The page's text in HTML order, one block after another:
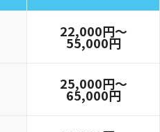
22,000円〜
55,000円
25,000円〜
65,000円